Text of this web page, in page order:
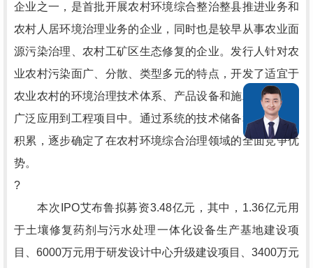
企业之一，是首批开展农村环境综合整治整县推进业务和
农村人居环境治理业务的企业，同时也是较早从事农业面
源污染治理、农村工矿区生态修复的企业。发行人针对农
业农村污染面广、分散、类型多元的特点，开发了适宜于
农业农村的环境治理技术体系、产品设备和施工工法，并
广泛应用到工程项目中。通过系统的技术储备和项目业绩
积累，逐步确定了在农村环境综合治理领域的全面竞争优
势。
?
本次IPO艾布鲁拟募资3.48亿元，其中，1.36亿元用
于土壤修复药剂与污水处理一体化设备生产基地建设项
目、6000万元用于研发设计中心升级建设项目、3400万元